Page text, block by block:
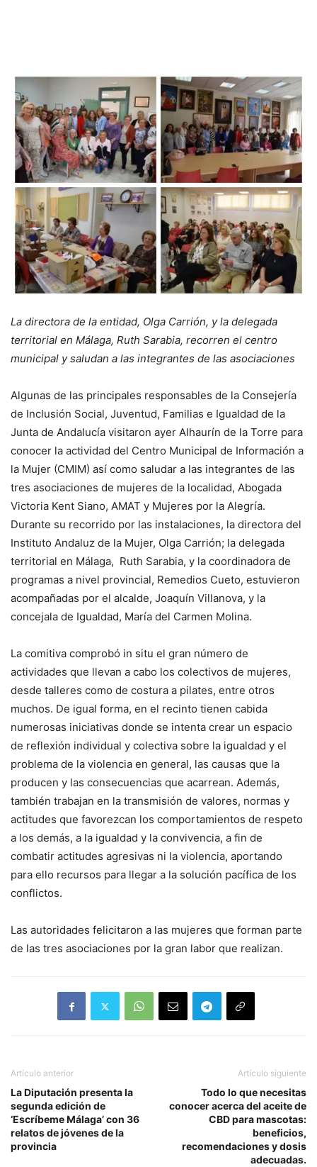
La directora de la entidad, Olga Carrión, y la delegada
territorial en Málaga, Ruth Sarabia, recorren el centro
municipal y saludan a las integrantes de las asociaciones
Algunas de las principales responsables de la Consejería
de Inclusión Social, Juventud, Familias e Igualdad de la
Junta de Andalucía visitaron ayer Alhaurín de la Torre para
conocer la actividad del Centro Municipal de Información a
la Mujer (CMIM) así como saludar a las integrantes de las
tres asociaciones de mujeres de la localidad, Abogada
Victoria Kent Siano, AMAT y Mujeres por la Alegría.
Durante su recorrido por las instalaciones, la directora del
Instituto Andaluz de la Mujer, Olga Carrión; la delegada
territorial en Málaga, Ruth Sarabia, y la coordinadora de
programas a nivel provincial, Remedios Cueto, estuvieron
acompañadas por el alcalde, Joaquín Villanova, y la
concejala de Igualdad, María del Carmen Molina.
La comitiva comprobó in situ el gran número de
actividades que llevan a cabo los colectivos de mujeres,
desde talleres como de costura a pilates, entre otros
muchos. De igual forma, en el recinto tienen cabida
numerosas iniciativas donde se intenta crear un espacio
de reflexión individual y colectiva sobre la igualdad y el
problema de la violencia en general, las causas que la
producen y las consecuencias que acarrean. Además,
también trabajan en la transmisión de valores, normas y
actitudes que favorezcan los comportamientos de respeto
a los demás, a la igualdad y la convivencia, a fin de
combatir actitudes agresivas ni la violencia, aportando
para ello recursos para llegar a la solución pacífica de los
conflictos.
Las autoridades felicitaron a las mujeres que forman parte
de las tres asociaciones por la gran labor que realizan.
Artículo anterior
La Diputación presenta la
segunda edición de
‘Escríbeme Málaga’ con 36
relatos de jóvenes de la
provincia
Artículo siguiente
Todo lo que necesitas
conocer acerca del aceite de
CBD para mascotas:
beneficios,
recomendaciones y dosis
adecuadas.